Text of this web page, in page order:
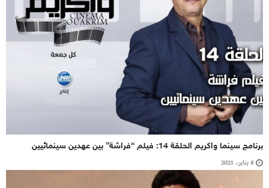
برنامج سينما واكريم الحلقة 14: فيلم “فراشة” بين عهدين سينمائيين
8 يناير، 2021